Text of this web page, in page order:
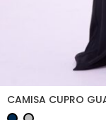
CAMISA CUPRO